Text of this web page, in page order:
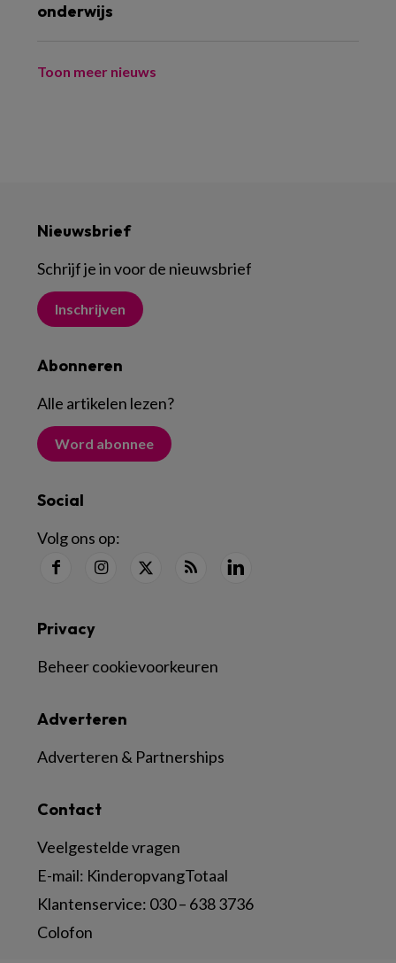
onderwijs
Toon meer nieuws
Nieuwsbrief
Schrijf je in voor de nieuwsbrief
Inschrijven
Abonneren
Alle artikelen lezen?
Word abonnee
Social
Volg ons op:
Contact
Veelgestelde vragen
E-mail: KinderopvangTotaal
Klantenservice: 030 – 638 3736
Colofon
Adverteren
Adverteren & Partnerships
Privacy
Beheer cookievoorkeuren